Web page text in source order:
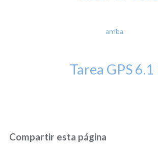
arriba
Tarea GPS 6.1
Compartir esta página